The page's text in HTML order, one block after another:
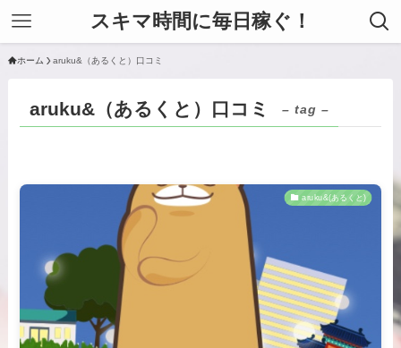
スキマ時間に毎日稼ぐ！
ホーム aruku&（あるくと）口コミ
aruku&（あるくと）口コミ – tag –
aruku&(あるくと)